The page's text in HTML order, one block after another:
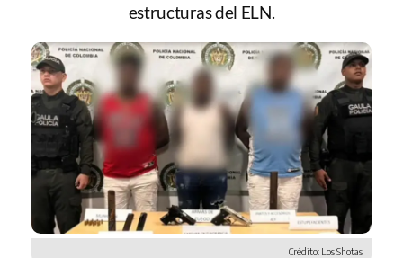
estructuras del ELN.
Crédito: Los Shotas